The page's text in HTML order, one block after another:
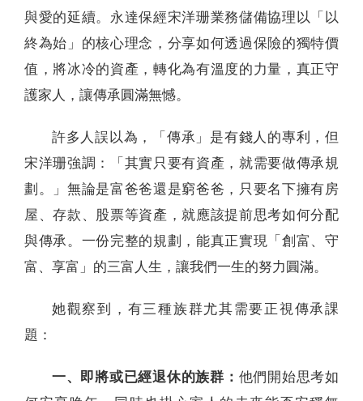
與愛的延續。永達保經宋洋珊業務儲備協理以「以
終為始」的核心理念，分享如何透過保險的獨特價
值，將冰冷的資產，轉化為有溫度的力量，真正守
護家人，讓傳承圓滿無憾。
許多人誤以為，「傳承」是有錢人的專利，但
宋洋珊強調：「其實只要有資產，就需要做傳承規
劃。」無論是富爸爸還是窮爸爸，只要名下擁有房
屋、存款、股票等資產，就應該提前思考如何分配
與傳承。一份完整的規劃，能真正實現「創富、守
富、享富」的三富人生，讓我們一生的努力圓滿。
她觀察到，有三種族群尤其需要正視傳承課
題：
一、即將或已經退休的族群： 他們開始思考如